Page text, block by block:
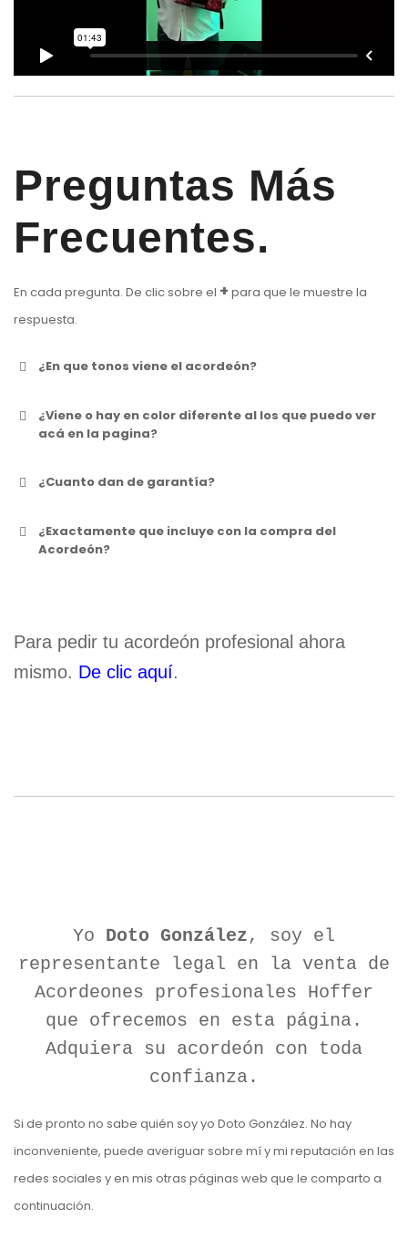
Preguntas Más
Frecuentes.
En cada pregunta. De clic sobre el + para que le muestre la
respuesta.
¿En que tonos viene el acordeón?
¿Viene o hay en color diferente al los que puedo ver
acá en la pagina?
¿Cuanto dan de garantía?
¿Exactamente que incluye con la compra del
Acordeón?
Para pedir tu acordeón profesional ahora
mismo. De clic aquí.
Yo Doto González, soy el
representante legal en la venta de
Acordeones profesionales Hoffer
que ofrecemos en esta página.
Adquiera su acordeón con toda
confianza.
Si de pronto no sabe quién soy yo Doto González. No hay
inconveniente, puede averiguar sobre mí y mi reputación en las
redes sociales y en mis otras páginas web que le comparto a
continuación.